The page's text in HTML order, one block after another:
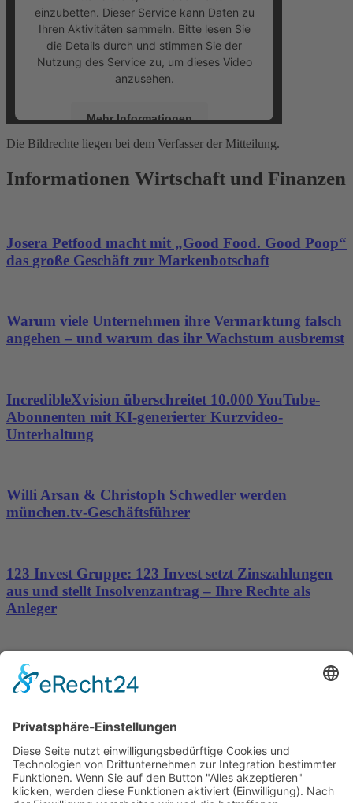
einzubetten. Dieser Service kann Daten zu
Ihren Aktivitäten sammeln. Bitte lesen Sie
die Details durch und stimmen Sie der
Nutzung des Service zu, um dieses Video
anzusehen.
Mehr Informationen
powered byUsercentrics Consent
Die Bildrechte liegen bei dem Verfasser der Mitteilung.
Informationen Wirtschaft und Finanzen
Josera Petfood macht mit „Good Food. Good Poop“
das große Geschäft zur Markenbotschaft
Warum viele Unternehmen ihre Vermarktung falsch
angehen – und warum das ihr Wachstum ausbremst
IncredibleXvision überschreitet 10.000 YouTube-
Abonnenten mit KI-generierter Kurzvideo-
Unterhaltung
Willi Arsan & Christoph Schwedler werden
münchen.tv-Geschäftsführer
123 Invest Gruppe: 123 Invest setzt Zinszahlungen
aus und stellt Insolvenzantrag – Ihre Rechte als
Anleger
Dronus sichert sich 15 Millionen Dollar und treibt
den Aufbau autonomer Luftinfrastruktur voran
Wichtiges
Impressum
Datenschutz
Kooperation